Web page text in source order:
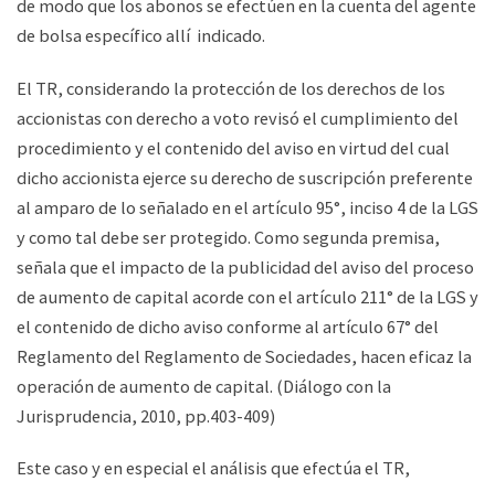
de modo que los abonos se efectúen en la cuenta del agente
de bolsa específico allí indicado.
El TR, considerando la protección de los derechos de los
accionistas con derecho a voto revisó el cumplimiento del
procedimiento y el contenido del aviso en virtud del cual
dicho accionista ejerce su derecho de suscripción preferente
al amparo de lo señalado en el artículo 95°, inciso 4 de la LGS
y como tal debe ser protegido. Como segunda premisa,
señala que el impacto de la publicidad del aviso del proceso
de aumento de capital acorde con el artículo 211° de la LGS y
el contenido de dicho aviso conforme al artículo 67° del
Reglamento del Reglamento de Sociedades, hacen eficaz la
operación de aumento de capital. (Diálogo con la
Jurisprudencia, 2010, pp.403-409)
Este caso y en especial el análisis que efectúa el TR,